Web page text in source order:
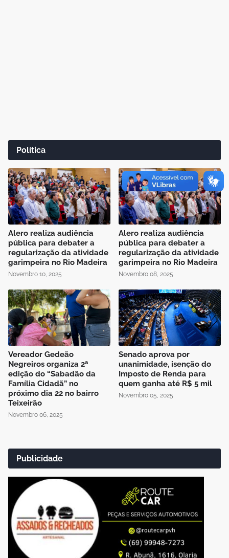
Política
Alero realiza audiência
pública para debater a
regularização da atividade
garimpeira no Rio Madeira
Novembro 10, 2025
Alero realiza audiência
pública para debater a
regularização da atividade
garimpeira no Rio Madeira
Novembro 08, 2025
Vereador Gedeão
Negreiros organiza 2ª
edição do “Sabadão da
Família Cidadã” no
próximo dia 22 no bairro
Teixeirão
Novembro 06, 2025
Senado aprova por
unanimidade, isenção do
Imposto de Renda para
quem ganha até R$ 5 mil
Novembro 05, 2025
Publicidade